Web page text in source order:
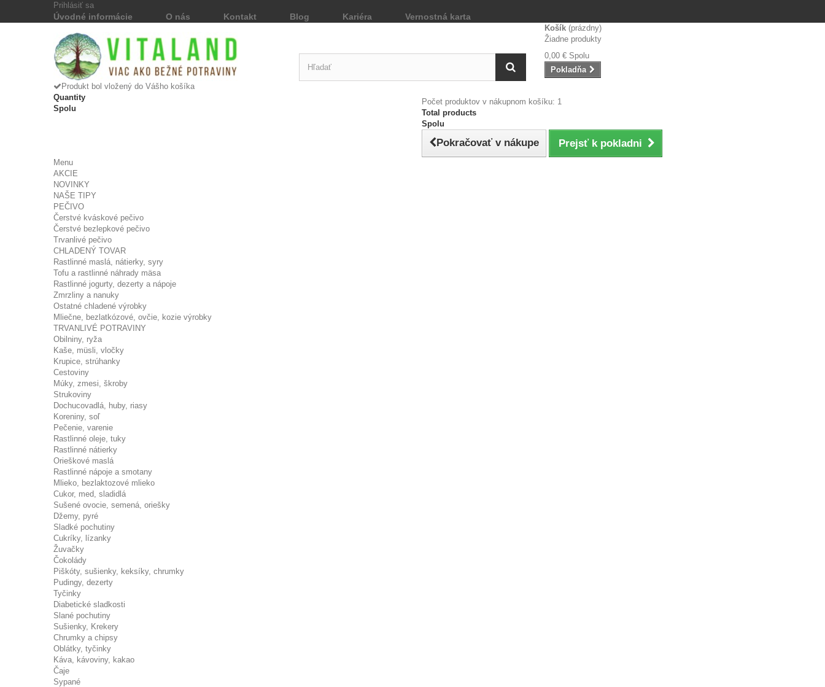
Prihlásiť sa
Úvodné informácie O nás Kontakt Blog Kariéra Vernostná karta
Košík (prázdny)
Žiadne produkty
0,00 € Spolu
Pokladňa
Produkt bol vložený do Vášho košíka
Quantity
Spolu
Počet produktov v nákupnom košíku: 1
Total products
Spolu
Pokračovať v nákupe Prejsť k pokladni
Menu
AKCIE
NOVINKY
NAŠE TIPY
PEČIVO
Čerstvé kváskové pečivo
Čerstvé bezlepkové pečivo
Trvanlivé pečivo
CHLADENÝ TOVAR
Rastlinné maslá, nátierky, syry
Tofu a rastlinné náhrady mäsa
Rastlinné jogurty, dezerty a nápoje
Zmrzliny a nanuky
Ostatné chladené výrobky
Mliečne, bezlatkózové, ovčie, kozie výrobky
TRVANLIVÉ POTRAVINY
Obilniny, ryža
Kaše, müsli, vločky
Krupice, strúhanky
Cestoviny
Múky, zmesi, škroby
Strukoviny
Dochucovadlá, huby, riasy
Koreniny, soľ
Pečenie, varenie
Rastlinné oleje, tuky
Rastlinné nátierky
Orieškové maslá
Rastlinné nápoje a smotany
Mlieko, bezlaktozové mlieko
Cukor, med, sladidlá
Sušené ovocie, semená, oriešky
Džemy, pyré
Sladké pochutiny
Cukríky, lízanky
Žuvačky
Čokolády
Piškóty, sušienky, keksíky, chrumky
Pudingy, dezerty
Tyčinky
Diabetické sladkosti
Slané pochutiny
Sušienky, Krekery
Chrumky a chipsy
Oblátky, tyčinky
Káva, kávoviny, kakao
Čaje
Sypané